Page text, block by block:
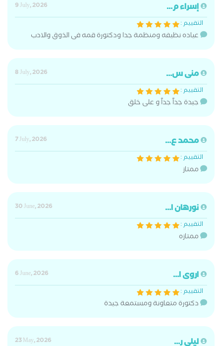
إسراء م...
9 July, 2026
التقييم :
عياده نظيفه ومنظمة جدا ودكتورة قمه فى الذوق والادب
منى س...
8 July, 2026
التقييم :
جيدة جداً جداً و على خلق
محمد ع...
7 July, 2026
التقييم :
ممتاز
نورهان ا...
30 June, 2026
التقييم :
ممتازه
اروى ا...
6 June, 2026
التقييم :
دكتورة متعاونة ومستمعة جيدة
ليلى ر... 23 May, 2026